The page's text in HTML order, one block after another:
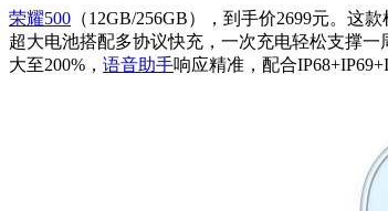
荣耀500 （12GB/256GB），到手价2699元。这
超大电池搭配多协议快充，一次充电轻松支撑
大至200%， 语音助手响应精准，配合